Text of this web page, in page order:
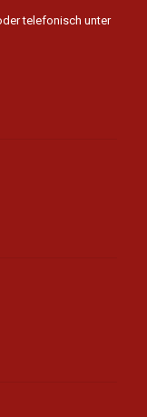
telefonisch unter